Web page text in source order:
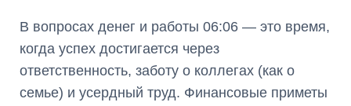
В вопросах денег и работы 06:06 — это время,
когда успех достигается через
ответственность, заботу о коллегах (как о
семье) и усердный труд. Финансовые приметы